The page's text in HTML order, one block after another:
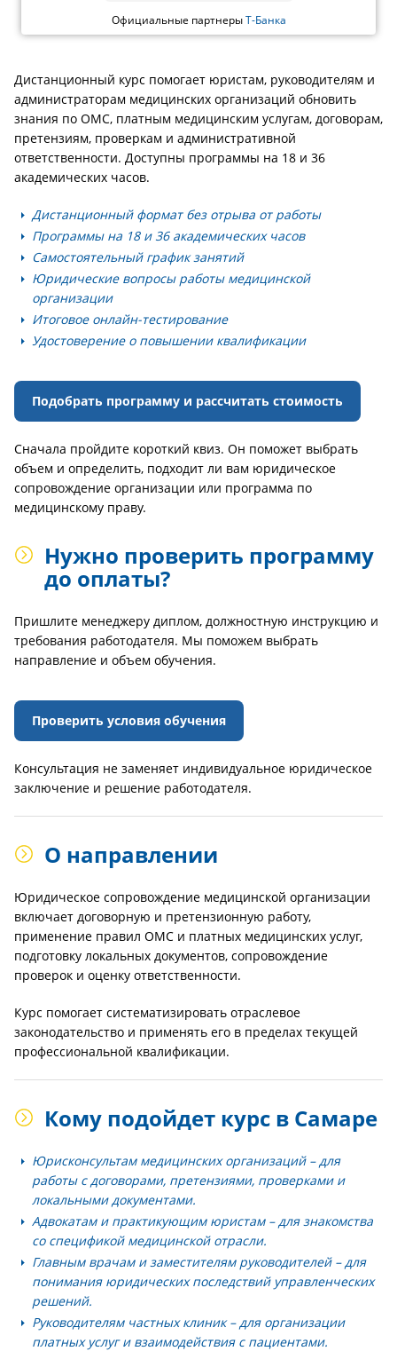
Официальные партнерыТ-Банка
Дистанционный курс помогает юристам, руководителям и
администраторам медицинских организаций обновить
знания по ОМС, платным медицинским услугам, договорам,
претензиям, проверкам и административной
ответственности. Доступны программы на 18 и 36
академических часов.
Дистанционный формат без отрыва от работы
Программы на 18 и 36 академических часов
Самостоятельный график занятий
Юридические вопросы работы медицинской
организации
Итоговое онлайн-тестирование
Удостоверение о повышении квалификации
Подобрать программу и рассчитать стоимость
Сначала пройдите короткий квиз. Он поможет выбрать
объем и определить, подходит ли вам юридическое
сопровождение организации или программа по
медицинскому праву.
Нужно проверить программу
до оплаты?
Пришлите менеджеру диплом, должностную инструкцию и
требования работодателя. Мы поможем выбрать
направление и объем обучения.
Проверить условия обучения
Консультация не заменяет индивидуальное юридическое
заключение и решение работодателя.
О направлении
Юридическое сопровождение медицинской организации
включает договорную и претензионную работу,
применение правил ОМС и платных медицинских услуг,
подготовку локальных документов, сопровождение
проверок и оценку ответственности.
Курс помогает систематизировать отраслевое
законодательство и применять его в пределах текущей
профессиональной квалификации.
Кому подойдет курс в Самаре
Юрисконсультам медицинских организаций– для
работы с договорами, претензиями, проверками и
локальными документами.
Адвокатам и практикующим юристам– для знакомства
со спецификой медицинской отрасли.
Главным врачам и заместителям руководителей– для
понимания юридических последствий управленческих
решений.
Руководителям частных клиник– для организации
платных услуг и взаимодействия с пациентами.